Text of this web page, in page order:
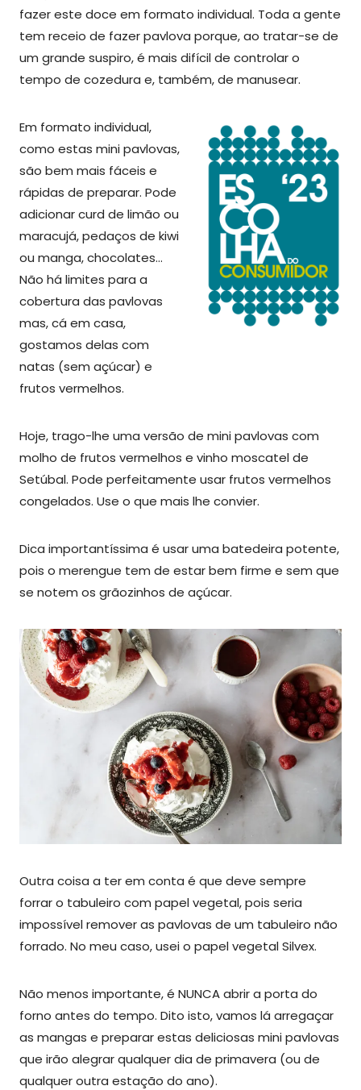
fazer este doce em formato individual. Toda a gente
tem receio de fazer pavlova porque, ao tratar-se de
um grande suspiro, é mais difícil de controlar o
tempo de cozedura e, também, de manusear.
Em formato individual,
como estas mini pavlovas,
são bem mais fáceis e
rápidas de preparar. Pode
adicionar curd de limão ou
maracujá, pedaços de kiwi
ou manga, chocolates…
Não há limites para a
cobertura das pavlovas
mas, cá em casa,
gostamos delas com
natas (sem açúcar) e
frutos vermelhos.
Hoje, trago-lhe uma versão de mini pavlovas com
molho de frutos vermelhos e vinho moscatel de
Setúbal. Pode perfeitamente usar frutos vermelhos
congelados. Use o que mais lhe convier.
Dica importantíssima é usar uma batedeira potente,
pois o merengue tem de estar bem firme e sem que
se notem os grãozinhos de açúcar.
Outra coisa a ter em conta é que deve sempre
forrar o tabuleiro com papel vegetal, pois seria
impossível remover as pavlovas de um tabuleiro não
forrado. No meu caso, usei o papel vegetal Silvex.
Não menos importante, é NUNCA abrir a porta do
forno antes do tempo. Dito isto, vamos lá arregaçar
as mangas e preparar estas deliciosas mini pavlovas
que irão alegrar qualquer dia de primavera (ou de
qualquer outra estação do ano).